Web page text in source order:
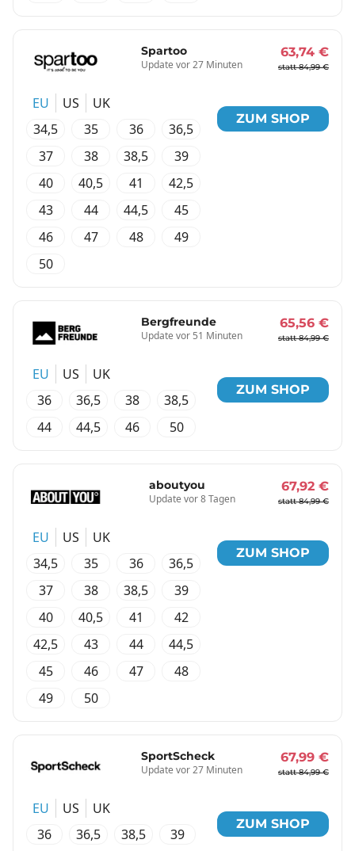
Spartoo
Update vor 27 Minuten
63,74 €
statt 84,99 €
EU US
UK
34,5
35 36
36,5
37
38 38,5
39
40
40,5 41
42,5
43
44 44,5
45
46
47 48
49
50
ZUM SHOP
Bergfreunde
Update vor 51 Minuten
65,56 €
statt 84,99 €
EU US
UK
36
36,5 38
38,5
44
44,5 46 50
ZUM SHOP
aboutyou
Update vor 8 Tagen
67,92 €
statt 84,99 €
EU US
UK
34,5
35 36
36,5
37
38 38,5
39
40
40,5 41
42
42,5
43 44
44,5
45
46 47
48
49
50
ZUM SHOP
SportScheck
Update vor 27 Minuten
67,99 €
statt 84,99 €
EU US
UK
36
36,5 38,5 39
ZUM SHOP